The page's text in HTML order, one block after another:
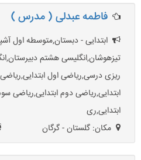
فاطمه عبدلی ( مدرس )
ابتدایی - دبستان,متوسطه اول
تیزهوشان,انگلیسی هشتم
ریزی درسی,ریاضی اول
ابتدایی,ریاضی دوم ابتدایی,ریاضی
ابتدایی,ری
مکان: گلستان - گرگان